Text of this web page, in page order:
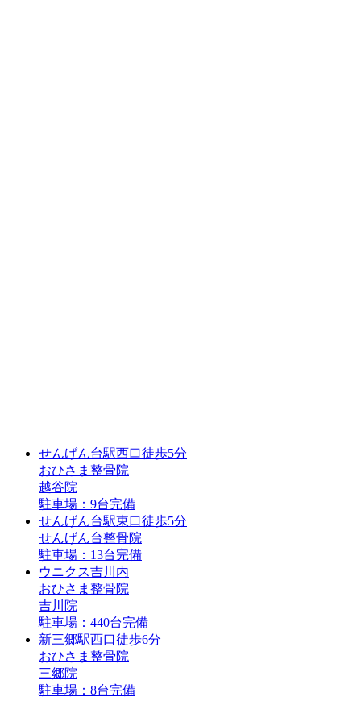
せんげん台駅西口徒歩5分
おひさま整骨院
越谷院
駐車場：9台完備
せんげん台駅東口徒歩5分
せんげん台整骨院
駐車場：13台完備
ウニクス吉川内
おひさま整骨院
吉川院
駐車場：440台完備
新三郷駅西口徒歩6分
おひさま整骨院
三郷院
駐車場：8台完備